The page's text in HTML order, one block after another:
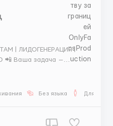
| ЛИДОГЕНЕРАЦИЯ |
—
анкет на сайтах
Без языка Для